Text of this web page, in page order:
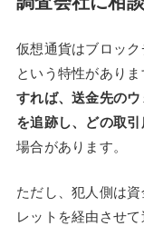
仮想通貨はブロッ
という特性がありま
すれば、送金先の
を追跡し、どの取
場合があります。
ただし、犯人側は
レットを経由させ